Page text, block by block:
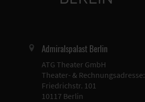
Admiralspalast Berlin
ATG Theater GmbH
Theater- & Rechnungsadresse:
Friedrichstr. 101
10117 Berlin